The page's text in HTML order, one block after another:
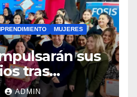
MUJERES
sus
tras
al FOSIS
ADMIN